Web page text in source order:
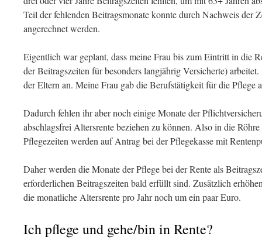
Teil der fehlenden Beitragsmonate konnte durch Nachweis der
angerechnet werden.
Eigentlich war geplant, dass meine Frau bis zum Eintritt in die
der Beitragszeiten für besonders langjährig Versicherte)
der Eltern an. Meine Frau gab die Berufstätigkeit für die Pflege
Dadurch fehlen ihr aber noch einige Monate der
abschlagsfrei Altersrente beziehen zu können. Also in die
Pflegezeiten werden auf Antrag bei der Pflegekasse mit
Daher werden die Monate der Pflege bei der Rente als
erforderlichen Beitragszeiten bald erfüllt sind. Zusätzlich
die monatliche Altersrente pro Jahr noch um ein paar Euro.
Ich pflege und gehe/bin in Rente?